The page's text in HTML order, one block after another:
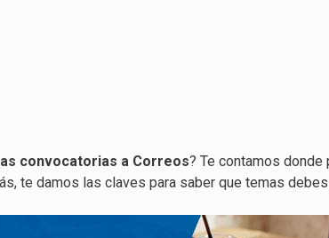
convocatorias a Correos? Te contamos
te damos las claves para saber que temas